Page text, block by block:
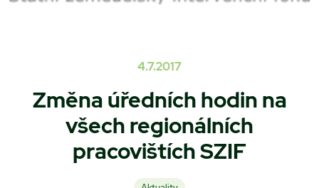
4.7.2017
Změna úředních hodin na
všech regionálních
pracovištích SZIF